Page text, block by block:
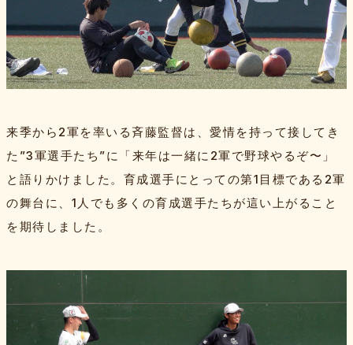
来季から2軍を率いる斉藤監督は、愛情を持って接してき
た”3軍選手たち”に「来年は一緒に2軍で野球やるぞ〜」
と語りかけました。育成選手にとっての第1目標である2軍
の舞台に、1人でも多くの育成選手たちが這い上がること
を期待しました。